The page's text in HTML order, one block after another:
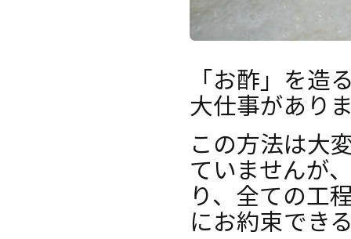
「お酢」を造
大仕事があり
この方法は大
ていませんが
り、全ての工
にお約束でき